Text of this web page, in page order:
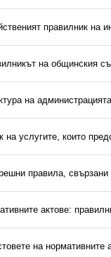
правилник на
на общинския
на
услугите, които
правила,
актове:
на нормативните